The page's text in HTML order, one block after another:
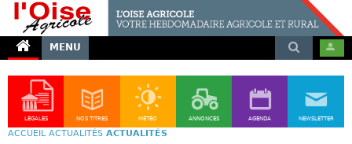
MENU
LÉGALES NOS TITRES MÉTÉO ANNONCES AGENDA NEWSLETTER
ACCUEIL ACTUALITÉS ACTUALITÉS